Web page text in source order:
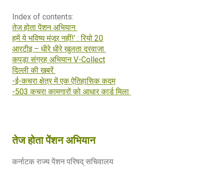
Index of contents:
तेज होता पेंशन अभियान
हमें ये भविष्य मंजूर नहीं!’ : रियो 20
आरटीइ – धीरे धीरे खुलता दरवाजा
कपड़ा संग्रह अभियान V-Collect
दिल्ली की खबरें
-ई-कचरा क्षेत्र में एक ऐतिहासिक कदम
-503 कचरा कामगारों को आधार कार्ड मिला
तेज होता पेंशन अभियान
कर्नाटक राज्य पेंशन परिषद् सचिवालय